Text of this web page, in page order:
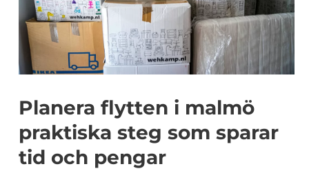
Planera flytten i malmö
praktiska steg som sparar
tid och pengar